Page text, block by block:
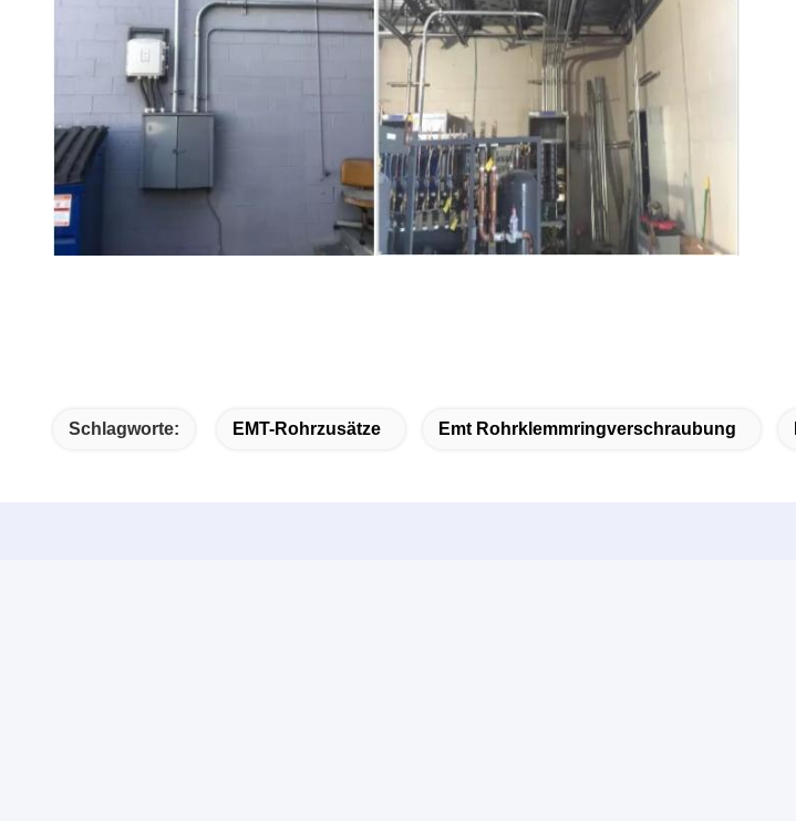
Schlagworte: EMT-Rohrzusätze Emt Rohrklemmringverschraubung